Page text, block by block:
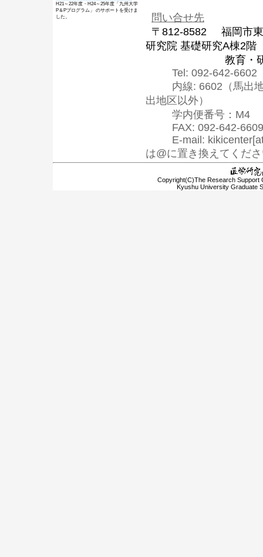
H21～22年度・H24～25年度「九州大学
P＆Pプログラム」 のサポートを受けま
した。
問い合せ先
〒812-8582 福岡市東
研究院 基礎研究A棟2階
教育・研究支
Tel: 092-642-6602
内線: 6602（馬出地
出地区以外）
学内便番号：M4
FAX: 092-642-6609
E-mail:
は@に置き換えてくだ
Copyright(C)The Research Support
Kyushu University Graduate